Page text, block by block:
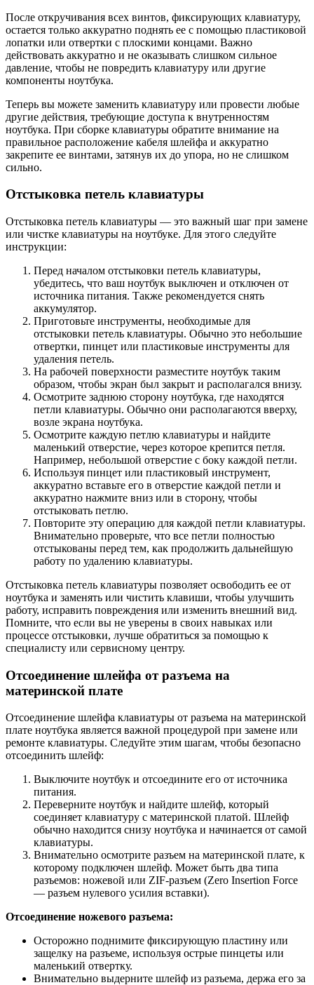
После откручивания всех винтов, фиксирующих клавиатуру,
остается только аккуратно поднять ее с помощью пластиковой
лопатки или отвертки с плоскими концами. Важно
действовать аккуратно и не оказывать слишком сильное
давление, чтобы не повредить клавиатуру или другие
компоненты ноутбука.
Теперь вы можете заменить клавиатуру или провести любые
другие действия, требующие доступа к внутренностям
ноутбука. При сборке клавиатуры обратите внимание на
правильное расположение кабеля шлейфа и аккуратно
закрепите ее винтами, затянув их до упора, но не слишком
сильно.
Отстыковка петель клавиатуры
Отстыковка петель клавиатуры — это важный шаг при замене
или чистке клавиатуры на ноутбуке. Для этого следуйте
инструкции:
Перед началом отстыковки петель клавиатуры,
убедитесь, что ваш ноутбук выключен и отключен от
источника питания. Также рекомендуется снять
аккумулятор.
Приготовьте инструменты, необходимые для
отстыковки петель клавиатуры. Обычно это небольшие
отвертки, пинцет или пластиковые инструменты для
удаления петель.
На рабочей поверхности разместите ноутбук таким
образом, чтобы экран был закрыт и располагался внизу.
Осмотрите заднюю сторону ноутбука, где находятся
петли клавиатуры. Обычно они располагаются вверху,
возле экрана ноутбука.
Осмотрите каждую петлю клавиатуры и найдите
маленький отверстие, через которое крепится петля.
Например, небольшой отверстие с боку каждой петли.
Используя пинцет или пластиковый инструмент,
аккуратно вставьте его в отверстие каждой петли и
аккуратно нажмите вниз или в сторону, чтобы
отстыковать петлю.
Повторите эту операцию для каждой петли клавиатуры.
Внимательно проверьте, что все петли полностью
отстыкованы перед тем, как продолжить дальнейшую
работу по удалению клавиатуры.
Отстыковка петель клавиатуры позволяет освободить ее от
ноутбука и заменять или чистить клавиши, чтобы улучшить
работу, исправить повреждения или изменить внешний вид.
Помните, что если вы не уверены в своих навыках или
процессе отстыковки, лучше обратиться за помощью к
специалисту или сервисному центру.
Отсоединение шлейфа от разъема на
материнской плате
Отсоединение шлейфа клавиатуры от разъема на материнской
плате ноутбука является важной процедурой при замене или
ремонте клавиатуры. Следуйте этим шагам, чтобы безопасно
отсоединить шлейф:
Выключите ноутбук и отсоедините его от источника
питания.
Переверните ноутбук и найдите шлейф, который
соединяет клавиатуру с материнской платой. Шлейф
обычно находится снизу ноутбука и начинается от самой
клавиатуры.
Внимательно осмотрите разъем на материнской плате, к
которому подключен шлейф. Может быть два типа
разъемов: ножевой или ZIF-разъем (Zero Insertion Force
— разъем нулевого усилия вставки).
Отсоединение ножевого разъема:
Осторожно поднимите фиксирующую пластину или
защелку на разъеме, используя острые пинцеты или
маленький отвертку.
Внимательно выдерните шлейф из разъема, держа его за